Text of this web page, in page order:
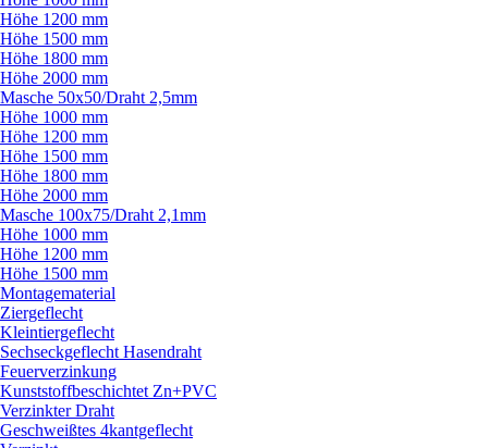
Höhe 1200 mm
Höhe 1500 mm
Höhe 1800 mm
Höhe 2000 mm
Masche 50x50/Draht 2,5mm
Höhe 1000 mm
Höhe 1200 mm
Höhe 1500 mm
Höhe 1800 mm
Höhe 2000 mm
Masche 100x75/Draht 2,1mm
Höhe 1000 mm
Höhe 1200 mm
Höhe 1500 mm
Montagematerial
Ziergeflecht
Kleintiergeflecht
Sechseckgeflecht Hasendraht
Feuerverzinkung
Kunststoffbeschichtet Zn+PVC
Verzinkter Draht
Geschweißtes 4kantgeflecht